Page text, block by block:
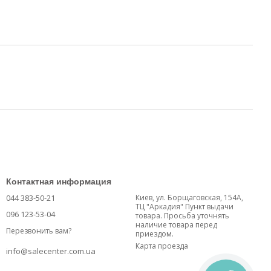
Контактная информация
044 383-50-21
096 123-53-04
Перезвонить вам?
info@salecenter.com.ua
Киев, ул. Борщаговская, 154А,
ТЦ "Аркадия" Пункт выдачи
товара. Просьба уточнять
наличие товара перед
приездом.
Карта проезда